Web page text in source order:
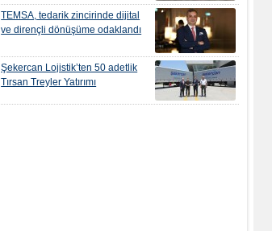
TEMSA, tedarik zincirinde dijital
ve dirençli dönüşüme odaklandı
Şekercan Lojistik’ten 50 adetlik
Tırsan Treyler Yatırımı